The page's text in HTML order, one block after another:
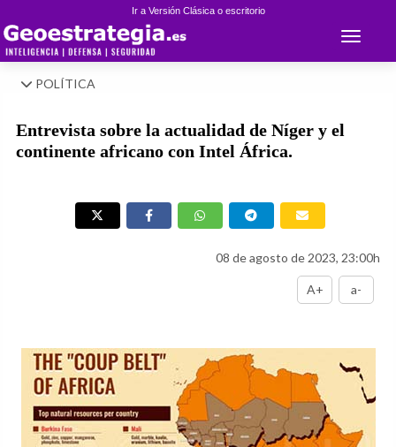
Ir a Versión Clásica o escritorio
Toggle
POLÍTICA
Entrevista sobre la actualidad de Níger y el
continente africano con Intel África.
08 de agosto de 2023, 23:00h
A+ a-